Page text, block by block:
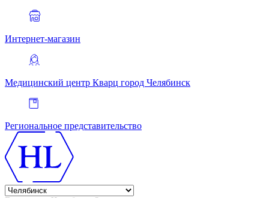
Интернет-магазин
Медицинский центр Кварц город Челябинск
Региональное представительство